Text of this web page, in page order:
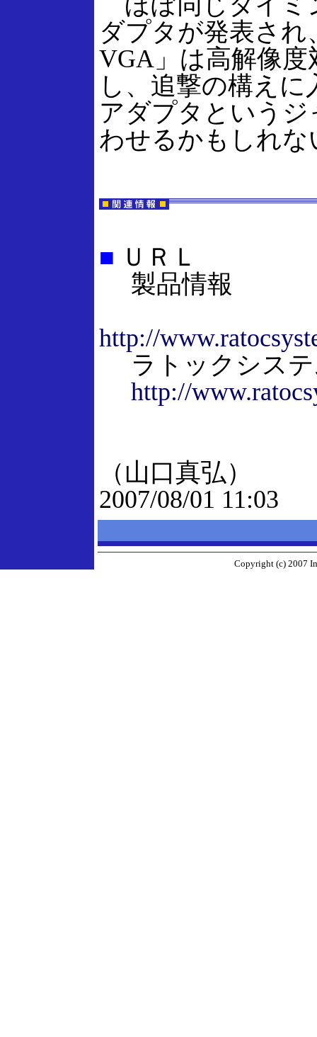
ダプタが発表さ
VGA」は高解像
し、追撃の構え
アダプタという
わせるかもしれな
■ ＵＲＬ
製品情報
http://
ラトックシス
http://
（山口真弘）
2007/08/01 11:03
Copyright (c) 2007